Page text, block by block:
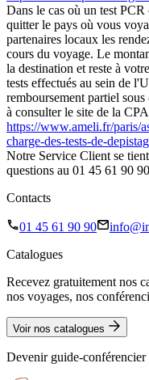
Dans le cas où un test
quitter le pays où vous
partenaires locaux les
cours du voyage. Le
la destination et reste à
tests effectués au sein de
remboursement partiel
à consulter le site de la
https://www.ameli.fr/paris/
charge-des-tests-de-
Notre Service Client se
questions au 01 45 61 90
Contacts
01 45 61 90 90
Catalogues
Recevez gratuitement nos
nos voyages, nos
Voir nos catalogues
Devenir guide-conférencier